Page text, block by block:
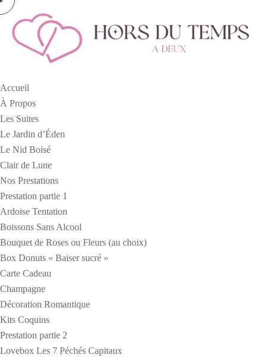
Accueil
À Propos
Les Suites
Le Jardin d’Éden
Le Nid Boisé
Clair de Lune
Nos Prestations
Prestation partie 1
Ardoise Tentation
Boissons Sans Alcool
Bouquet de Roses ou Fleurs (au choix)
Box Donuts « Baiser sucré »
Carte Cadeau
Champagne
Décoration Romantique
Kits Coquins
Prestation partie 2
Lovebox Les 7 Péchés Capitaux